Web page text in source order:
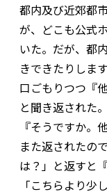
都内及び近郊都
が、どこも公式
いた。だが、都
きできたりしま
口ごもりつつ『
と聞き返された
『そうですか。
また返されたの
は？」と返すと
「こちらより少